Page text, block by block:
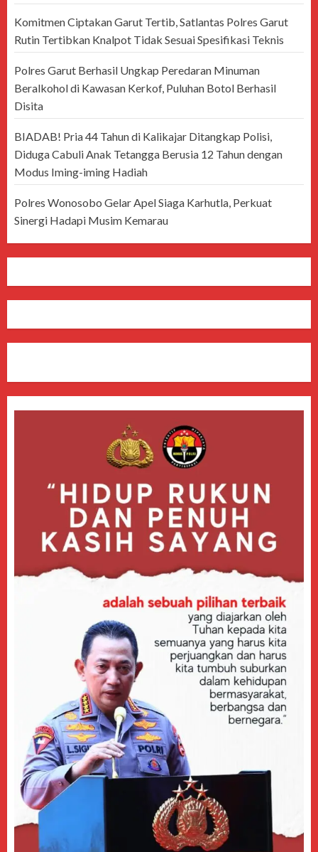
Komitmen Ciptakan Garut Tertib, Satlantas Polres Garut
Rutin Tertibkan Knalpot Tidak Sesuai Spesifikasi Teknis
Polres Garut Berhasil Ungkap Peredaran Minuman
Beralkohol di Kawasan Kerkof, Puluhan Botol Berhasil
Disita
BIADAB! Pria 44 Tahun di Kalikajar Ditangkap Polisi,
Diduga Cabuli Anak Tetangga Berusia 12 Tahun dengan
Modus Iming-iming Hadiah
Polres Wonosobo Gelar Apel Siaga Karhutla, Perkuat
Sinergi Hadapi Musim Kemarau